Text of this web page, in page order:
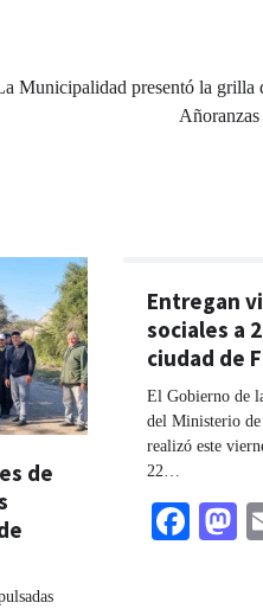
Municipalidad presentó la grilla
de
Entregan
sociales a
ciudad de
El Gobierno de
del Ministerio
realizó este
22…